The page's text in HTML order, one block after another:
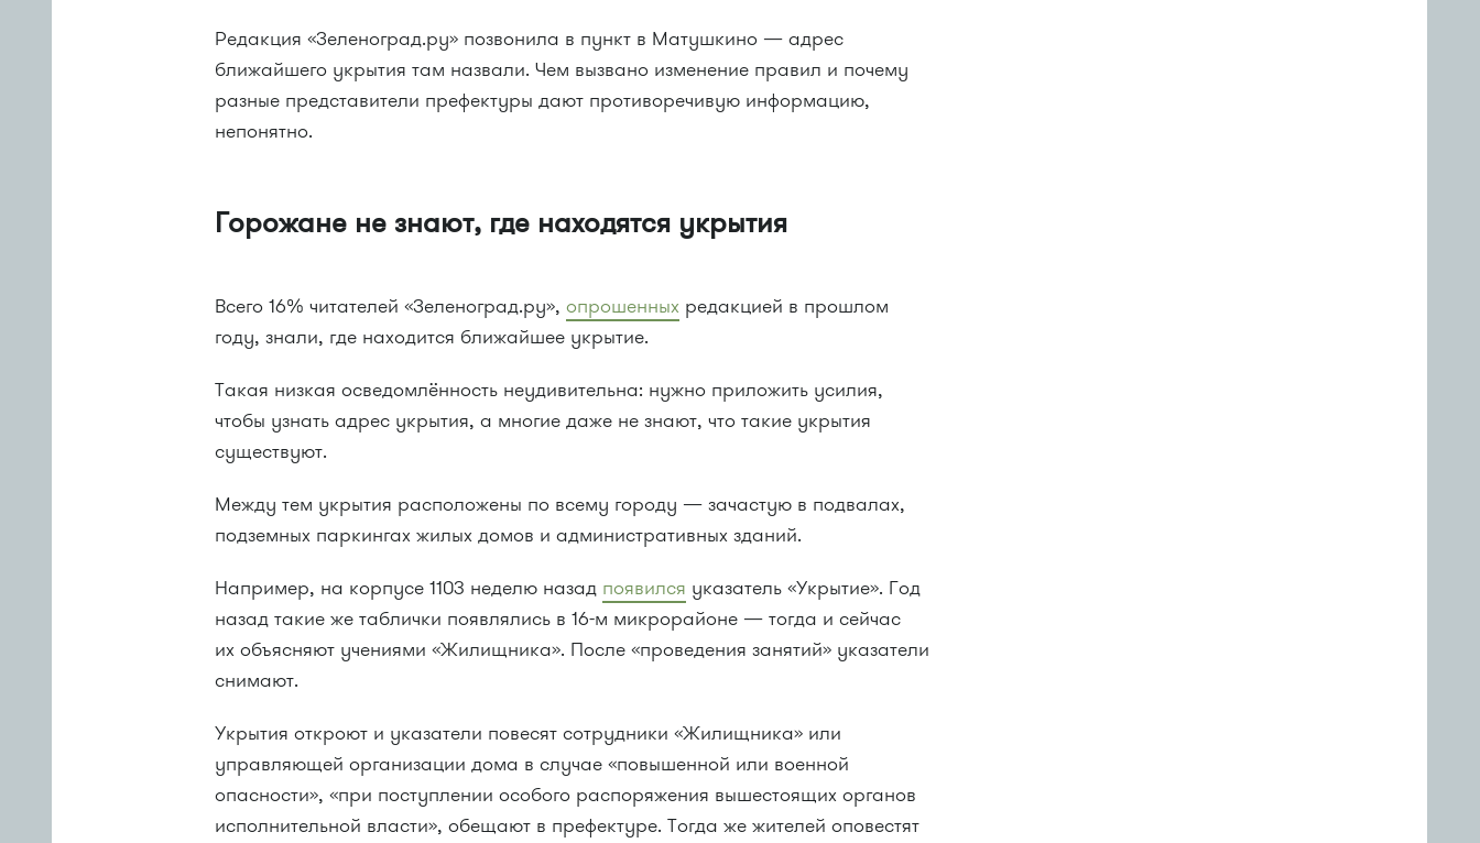
Редакция «Зеленоград.ру» позвонила в пункт в Матушкино — адрес
ближайшего укрытия там назвали. Чем вызвано изменение правил и почему
разные представители префектуры дают противоречивую информацию,
непонятно.
Горожане не знают, где находятся укрытия
Всего 16% читателей «Зеленоград.ру»,опрошенных редакцией в прошлом
году, знали, где находится ближайшее укрытие.
Такая низкая осведомлённость неудивительна: нужно приложить усилия,
чтобы узнать адрес укрытия, а многие даже не знают, что такие укрытия
существуют.
Между тем укрытия расположены по всему городу — зачастую в подвалах,
подземных паркингах жилых домов и административных зданий.
Например, на корпусе 1103 неделю назад появился указатель «Укрытие». Год
назад такие же таблички появлялись в 16-м микрорайоне — тогда и сейчас
их объясняют учениями «Жилищника». После «проведения занятий» указатели
снимают.
Укрытия откроют и указатели повесят сотрудники «Жилищника» или
управляющей организации дома в случае «повышенной или военной
опасности», «при поступлении особого распоряжения вышестоящих органов
исполнительной власти», обещают в префектуре. Тогда же жителей оповестят